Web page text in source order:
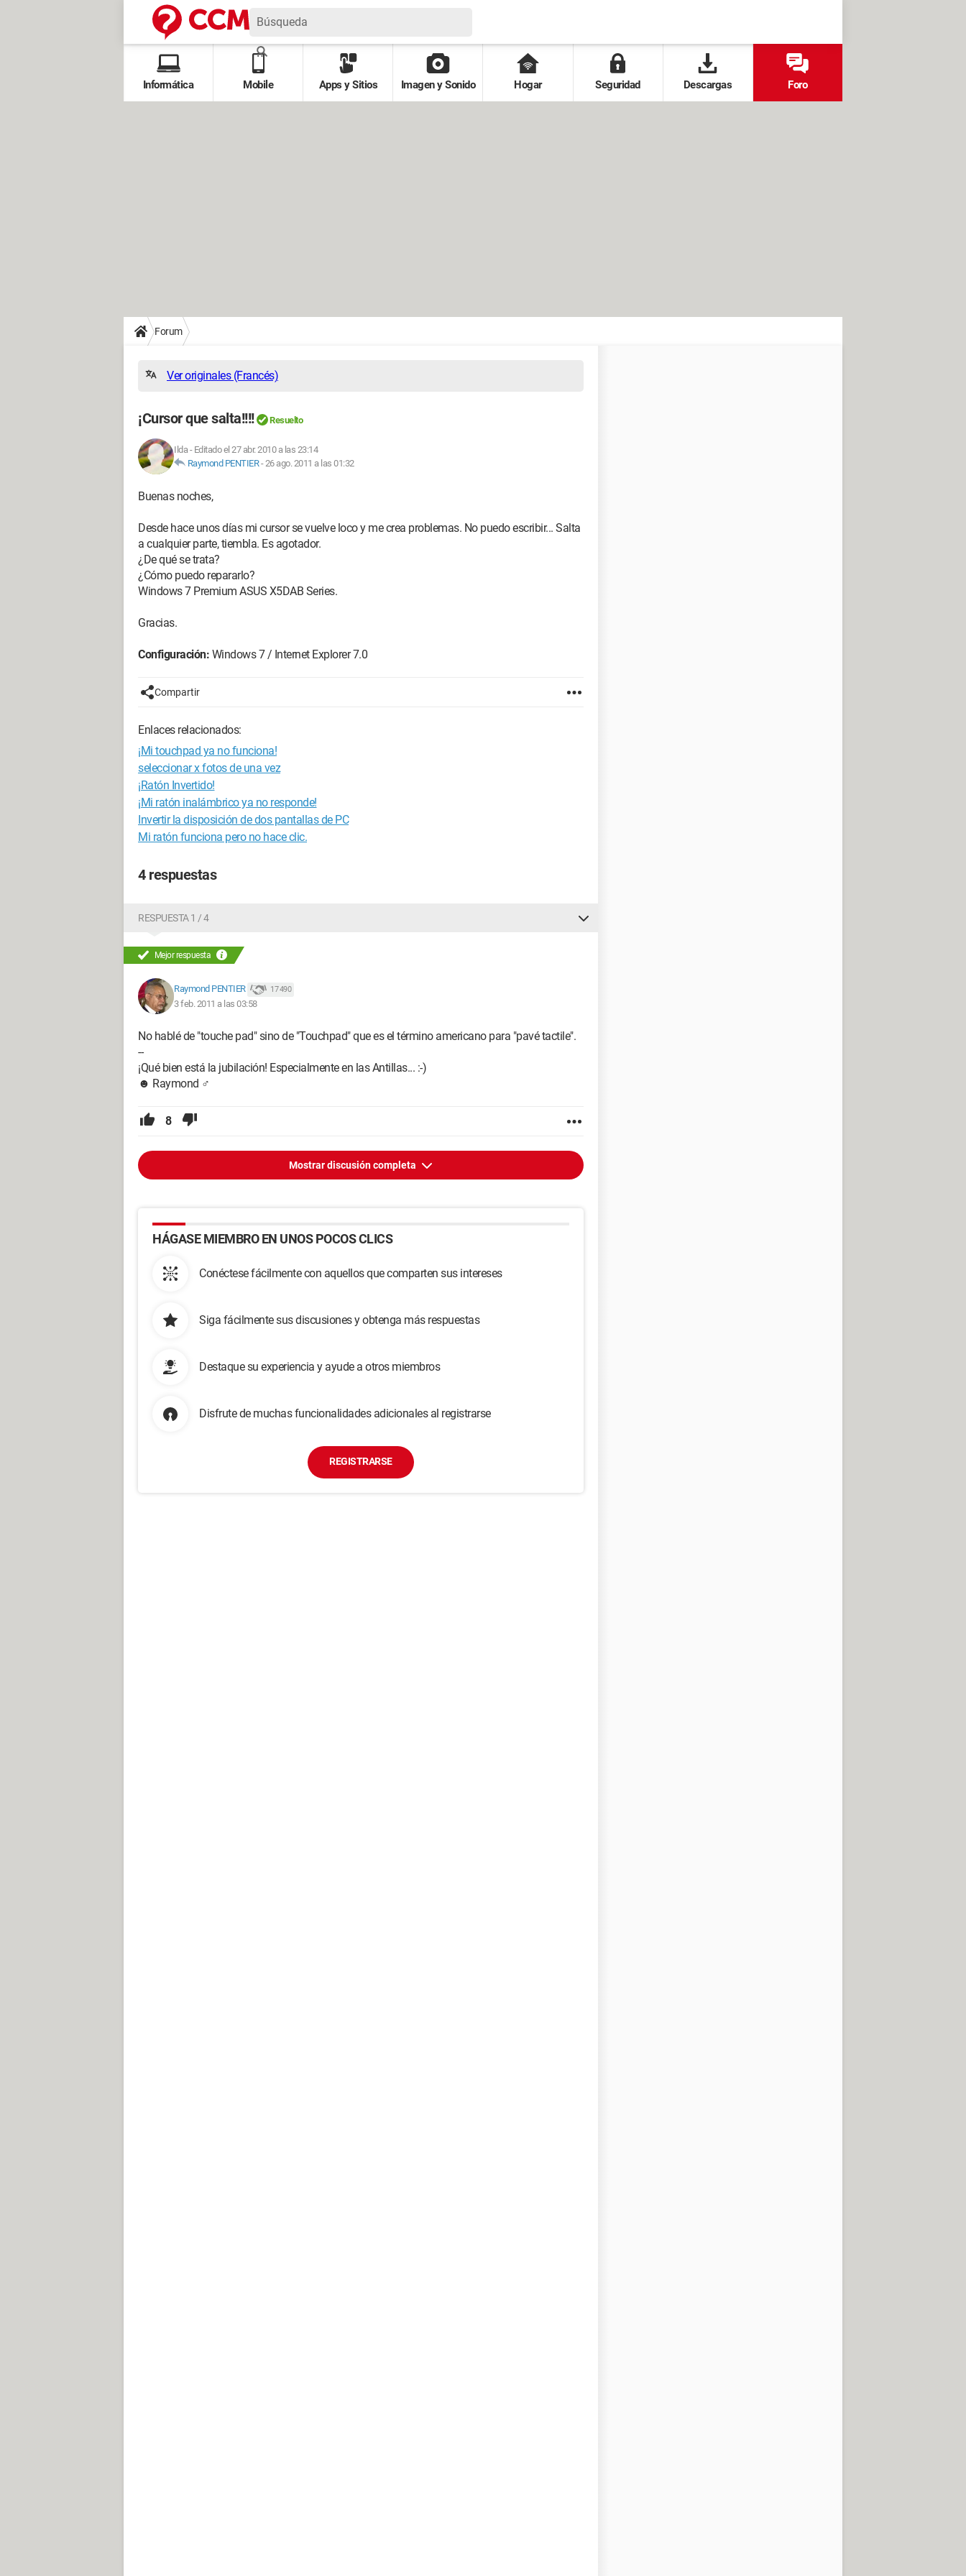
Informática Mobile Apps y Sitios Imagen y Sonido Hogar Seguridad Descargas Foro
Forum
Ver originales (Francés)
¡Cursor que salta!!!! Resuelto
Ilda- Editado el 27 abr. 2010 a las 23:14
Raymond PENTIER-26 ago. 2011 a las 01:32
Buenas noches,
Desde hace unos días mi cursor se vuelve loco y me crea problemas. No puedo escribir... Salta
a cualquier parte, tiembla. Es agotador.
¿De qué se trata?
¿Cómo puedo repararlo?
Windows 7 Premium ASUS X5DAB Series.
Gracias.
Configuración: Windows 7 / Internet Explorer 7.0
Compartir
Enlaces relacionados:
¡Mi touchpad ya no funciona!
seleccionar x fotos de una vez
¡Ratón Invertido!
¡Mi ratón inalámbrico ya no responde!
Invertir la disposición de dos pantallas de PC
Mi ratón funciona pero no hace clic.
4 respuestas
RESPUESTA 1 / 4
Mejor respuesta
Raymond PENTIER 17 490
3 feb. 2011 a las 03:58
No hablé de "touche pad" sino de "Touchpad" que es el término americano para "pavé tactile".
--
¡Qué bien está la jubilación! Especialmente en las Antillas... :-)
☻ Raymond ♂
8
Mostrar discusión completa
HÁGASE MIEMBRO EN UNOS POCOS CLICS
Conéctese fácilmente con aquellos que comparten sus intereses
Siga fácilmente sus discusiones y obtenga más respuestas
Destaque su experiencia y ayude a otros miembros
Disfrute de muchas funcionalidades adicionales al registrarse
REGISTRARSE